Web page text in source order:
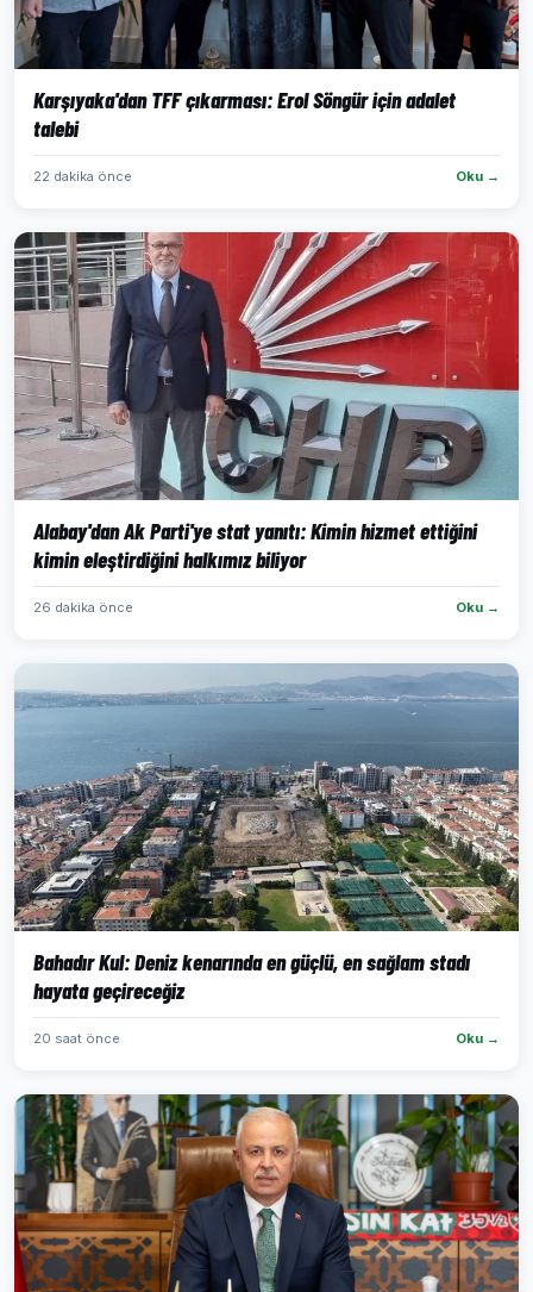
Karşıyaka'dan TFF çıkarması: Erol Söngür için adalet
talebi
22 dakika önce Oku →
Alabay'dan Ak Parti'ye stat yanıtı: Kimin hizmet ettiğini
kimin eleştirdiğini halkımız biliyor
26 dakika önce Oku →
Bahadır Kul: Deniz kenarında en güçlü, en sağlam stadı
hayata geçireceğiz
20 saat önce Oku →